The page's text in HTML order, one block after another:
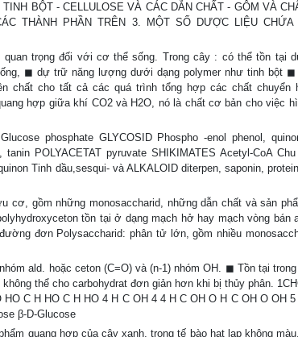
BỘT - CELLULOSE VÀ CÁC DẪN CHẤT - GÔM VÀ
THÀNH PHẦN TRÊN 3. MỘT SỐ DƯỢC LIỆU CHỨA
quan trọng đối với cơ thể sống. Trong cây : có thể tồn tại
◼ dự trữ năng lượng dưới dạng polymer như tinh bột
chất cho tất cả các quá trình tổng hợp các chất chuyển
hợp giữa khí CO2 và H2O, nó là chất cơ bản cho việc
phosphate GLYCOSID Phospho -enol phenol,
POLYACETAT pyruvate SHIKIMATES Acetyl-CoA
Tinh dầu,sesqui- và ALKALOID diterpen, saponin,
cơ, gồm những monosaccharid, những dẫn chất và sản
tồn tại ở dạng mạch hở hay mạch vòng bán
đơn Polysaccharid: phân tử lớn, gồm nhiều
ald. hoặc ceton (C=O) và (n-1) nhóm OH. ◼ Tồn tại
thể cho carbohydrat đơn giản hơn khi bị thủy phân.
C H HO C H HO 4 H C OH 4 4 H C OH O H C OH O OH
β-D-Glucose
quang hợp của cây xanh, trong tế bào hạt lạp không